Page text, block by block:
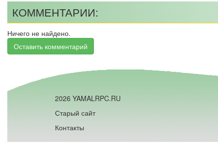
КОММЕНТАРИИ:
Ничего не найдено.
Оставить комментарий
2026 YAMALRPC.RU
Старый сайт
Контакты